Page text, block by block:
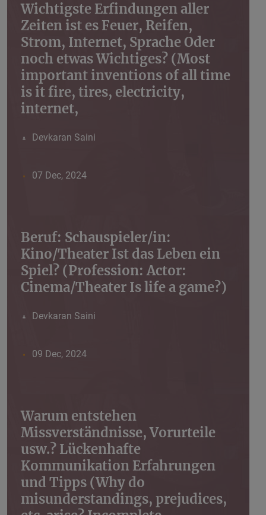
Wichtigste Erfindungen aller
Zeiten ist es Feuer, Reifen,
Strom, Internet, Sprache Oder
noch etwas Wichtiges? (Most
important inventions of all time
is it fire, tires, electricity,
internet,
Devkaran Saini
07 Dec, 2024
Beruf: Schauspieler/in:
Kino/Theater Ist das Leben ein
Spiel? (Profession: Actor:
Cinema/Theater Is life a game?)
Devkaran Saini
09 Dec, 2024
Warum entstehen
Missverständnisse, Vorurteile
usw.? Lückenhafte
Kommunikation Erfahrungen
und Tipps (Why do
misunderstandings, prejudices,